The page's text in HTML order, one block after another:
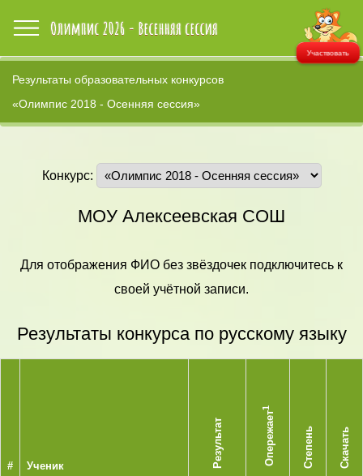
Участвовать
Результаты образовательных конкурсов
«Олимпис 2018 - Осенняя сессия»
Конкурс:
МОУ Алексеевская СОШ
Для отображения ФИО без звёздочек подключитесь к
своей учётной записи.
Результаты конкурса по русскому языку
# Ученик Результат Опережает
1
Степень Скачать